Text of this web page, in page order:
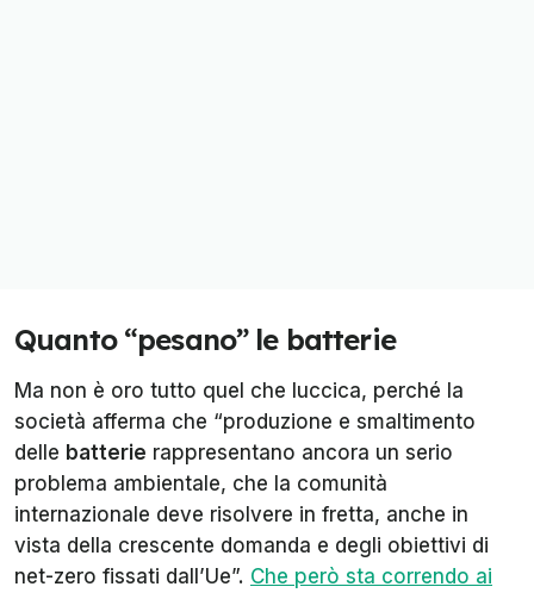
Quanto “pesano” le batterie
Ma non è oro tutto quel che luccica, perché la
società afferma che “produzione e smaltimento
delle batterie rappresentano ancora un serio
problema ambientale, che la comunità
internazionale deve risolvere in fretta, anche in
vista della crescente domanda e degli obiettivi di
net-zero fissati dall’Ue”. Che però sta correndo ai